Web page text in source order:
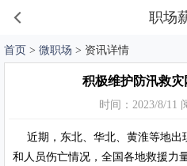
职场
首页 > 微职场 > 资讯详情
积极维护防汛救
时间：2023/8/11
近期，东北、华北、黄淮等地出
和人员伤亡情况，全国各地救援力